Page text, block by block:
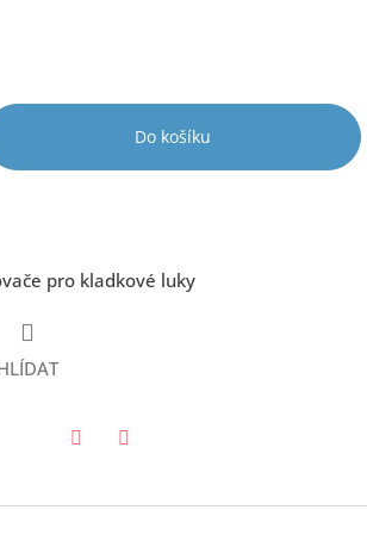
Do košíku
pro kladkové luky